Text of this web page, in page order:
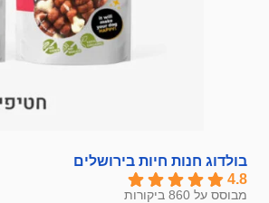
בולדוג חנות חיות בירושלים
4.8
מבוסס על 860 ביקורות